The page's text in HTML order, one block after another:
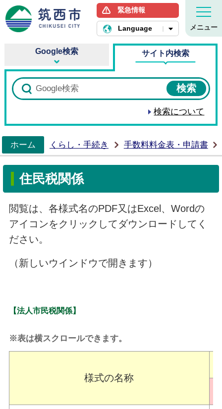
筑西市ホームページ
緊急情報
Language メニュー
Google検索 サイト内検索
検索について
ホーム
くらし・手続き 手数料料金表・申請書
住民税関係
閲覧は、各様式名のPDF又はExcel、Wordの
アイコンをクリックしてダウンロードしてく
ださい。
（新しいウインドウで開きます）
【法人市民税関係】
※表は横スクロールできます。
様式の名称